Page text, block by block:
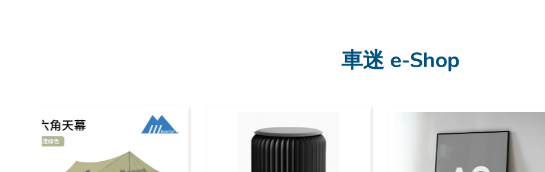
車迷 e-Shop